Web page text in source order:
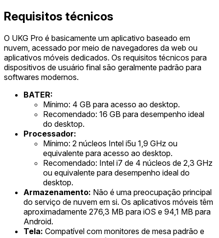
Requisitos técnicos
O UKG Pro é basicamente um aplicativo baseado em
nuvem, acessado por meio de navegadores da web ou
aplicativos móveis dedicados. Os requisitos técnicos para
dispositivos de usuário final são geralmente padrão para
softwares modernos.
BATER:
Mínimo: 4 GB para acesso ao desktop.
Recomendado: 16 GB para desempenho ideal
do desktop.
Processador:
Mínimo: 2 núcleos Intel i5u 1,9 GHz ou
equivalente para acesso ao desktop.
Recomendado: Intel i7 de 4 núcleos de 2,3 GHz
ou equivalente para desempenho ideal do
desktop.
Armazenamento: Não é uma preocupação principal
do serviço de nuvem em si. Os aplicativos móveis têm
aproximadamente 276,3 MB para iOS e 94,1 MB para
Android.
Tela: Compatível com monitores de mesa padrão e